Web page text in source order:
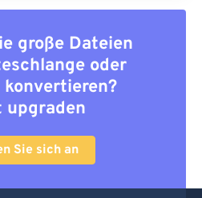
große Dateien
oder
konvertieren?
Sie sich an